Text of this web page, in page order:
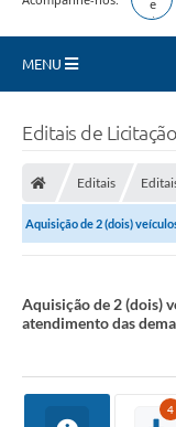
MENU
Vagas PAT
Perguntas e Respostas
Compra Direta
Editais de Licitação
Editais
Aquisição de 2 (dois)
Aquisição de 2 (dois)
atendimento das
4